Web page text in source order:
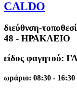
CALDO
διεύθνση-
48 - ΗΡΑΚΛΕΙΟ
είδος φαγητού:
ωράριο: 08:30 - 16:30